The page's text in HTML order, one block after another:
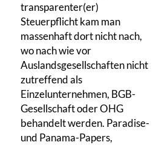
transparenter(er)
Steuerpflicht kam man
massenhaft dort nicht nach,
wo nach wie vor
Auslandsgesellschaften nicht
zutreffend als
Einzelunternehmen, BGB-
Gesellschaft oder OHG
behandelt werden. Paradise-
und Panama-Papers,